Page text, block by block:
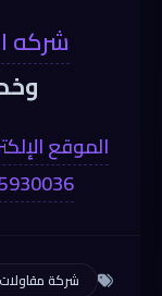
شركه
الموقع
شركة